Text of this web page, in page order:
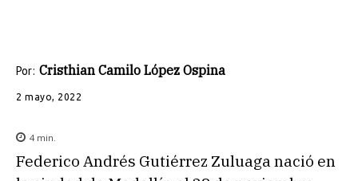
Por: Cristhian Camilo López Ospina
2 mayo, 2022
4 min.
Federico Andrés Gutiérrez Zuluaga nació en